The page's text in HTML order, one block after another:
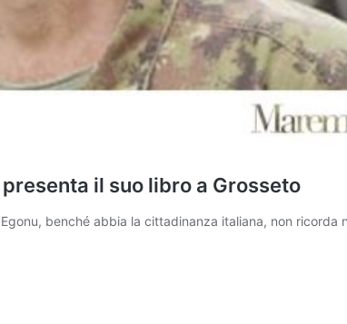
il suo libro a Grosseto
Egonu, benché abbia la cittadinanza italiana, non